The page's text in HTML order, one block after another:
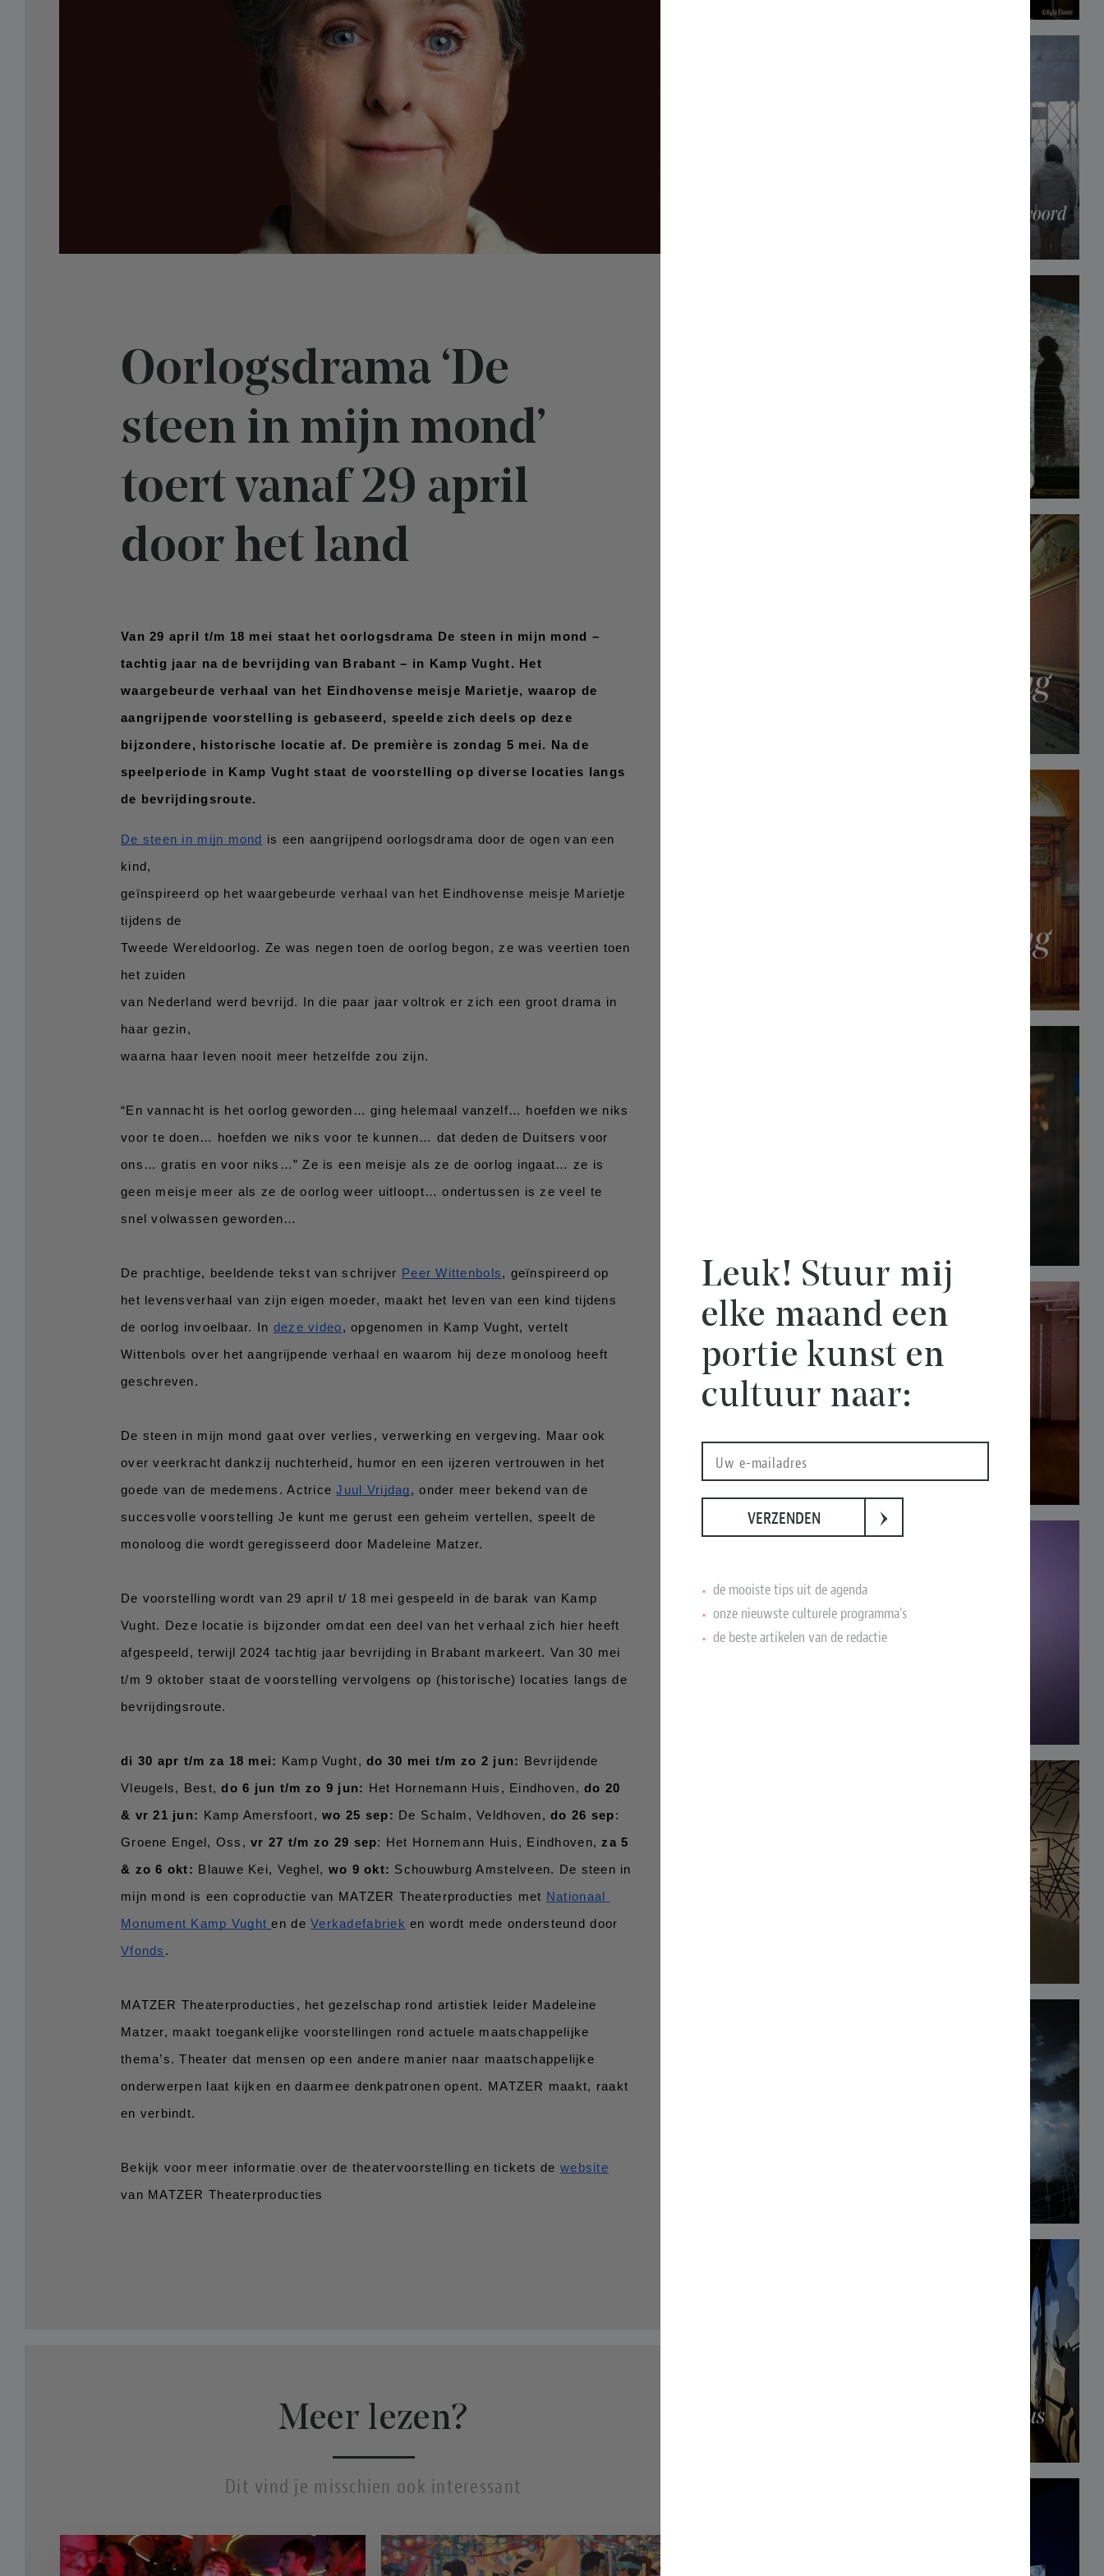
Oorlogsdrama ‘De
steen in mijn mond’
toert vanaf 29 april
door het land
Van 29 april t/m 18 mei staat het oorlogsdrama De steen in mijn mond –
tachtig jaar na de bevrijding van Brabant – in Kamp Vught. Het
waargebeurde verhaal van het Eindhovense meisje Marietje, waarop de
aangrijpende voorstelling is gebaseerd, speelde zich deels op deze
bijzondere, historische locatie af. De première is zondag 5 mei. Na de
speelperiode in Kamp Vught staat de voorstelling op diverse locaties langs
de bevrijdingsroute.
De steen in mijn mond is een aangrijpend oorlogsdrama door de ogen van een
kind,
geïnspireerd op het waargebeurde verhaal van het Eindhovense meisje Marietje
tijdens de
Tweede Wereldoorlog. Ze was negen toen de oorlog begon, ze was veertien toen
het zuiden
van Nederland werd bevrijd. In die paar jaar voltrok er zich een groot drama in
haar gezin,
waarna haar leven nooit meer hetzelfde zou zijn.
“En vannacht is het oorlog geworden… ging helemaal vanzelf… hoefden we niks
voor te doen… hoefden we niks voor te kunnen… dat deden de Duitsers voor
ons… gratis en voor niks…” Ze is een meisje als ze de oorlog ingaat… ze is
geen meisje meer als ze de oorlog weer uitloopt… ondertussen is ze veel te
snel volwassen geworden…
De prachtige, beeldende tekst van schrijver Peer Wittenbols, geïnspireerd op
het levensverhaal van zijn eigen moeder, maakt het leven van een kind tijdens
de oorlog invoelbaar. In deze video, opgenomen in Kamp Vught, vertelt
Wittenbols over het aangrijpende verhaal en waarom hij deze monoloog heeft
geschreven.
De steen in mijn mond gaat over verlies, verwerking en vergeving. Maar ook
over veerkracht dankzij nuchterheid, humor en een ijzeren vertrouwen in het
goede van de medemens. Actrice Juul Vrijdag, onder meer bekend van de
succesvolle voorstelling Je kunt me gerust een geheim vertellen, speelt de
monoloog die wordt geregisseerd door Madeleine Matzer.
De voorstelling wordt van 29 april t/ 18 mei gespeeld in de barak van Kamp
Vught. Deze locatie is bijzonder omdat een deel van het verhaal zich hier heeft
afgespeeld, terwijl 2024 tachtig jaar bevrijding in Brabant markeert. Van 30 mei
t/m 9 oktober staat de voorstelling vervolgens op (historische) locaties langs de
bevrijdingsroute.
di 30 apr t/m za 18 mei: Kamp Vught, do 30 mei t/m zo 2 jun: Bevrijdende
Vleugels, Best, do 6 jun t/m zo 9 jun: Het Hornemann Huis, Eindhoven, do 20
& vr 21 jun: Kamp Amersfoort, wo 25 sep: De Schalm, Veldhoven, do 26 sep:
Groene Engel, Oss, vr 27 t/m zo 29 sep: Het Hornemann Huis, Eindhoven, za 5
& zo 6 okt: Blauwe Kei, Veghel, wo 9 okt: Schouwburg Amstelveen. De steen in
mijn mond is een coproductie van MATZER Theaterproducties met Nationaal
Monument Kamp Vught en de Verkadefabriek
Vfonds .
MATZER Theaterproducties, het gezelschap rond artistiek leider Madeleine
Matzer, maakt toegankelijke voorstellingen rond actuele maatschappelijke
thema’s. Theater dat mensen op een andere manier naar maatschappelijke
onderwerpen laat kijken en daarmee denkpatronen opent. MATZER maakt, raakt
en verbindt.
Bekijk voor meer informatie over de theatervoorstelling en tickets de website
van MATZER Theaterproducties
Meer lezen?
Dit vind je misschien ook interessant
Leuk! Stuur mij
elke maand een
portie kunst en
cultuur naar:
VERZENDEN ›
de mooiste tips uit de agenda
onze nieuwste culturele programma's
de beste artikelen van de redactie